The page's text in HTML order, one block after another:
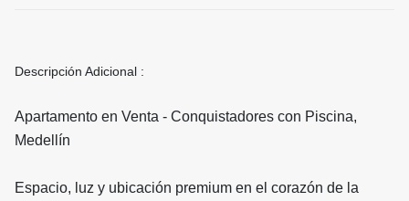
Descripción Adicional :
Apartamento en Venta - Conquistadores con Piscina,
Medellín
Espacio, luz y ubicación premium en el corazón de la